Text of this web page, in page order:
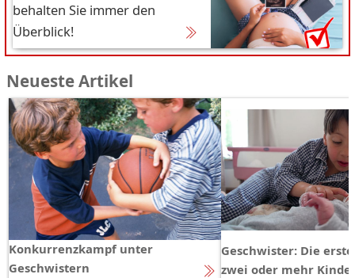
behalten Sie immer den
Überblick!
Neueste Artikel
Konkurrenzkampf unter
Geschwistern
Geschwister: Die
zwei oder mehr